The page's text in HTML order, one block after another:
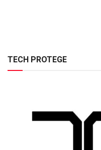
TECH PROTEGE